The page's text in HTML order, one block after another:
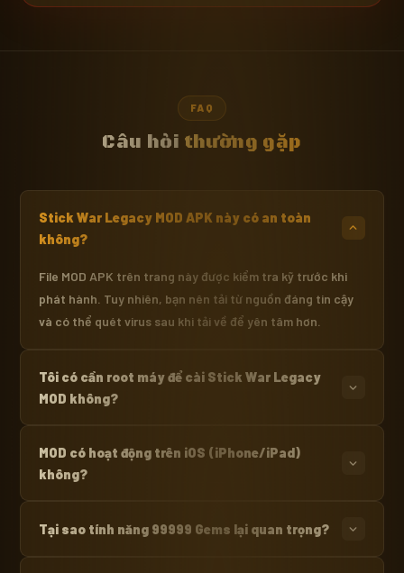
FAQ
Câu hỏi thường gặp
Stick War Legacy MOD APK này có an toàn
không?
File MOD APK trên trang này được kiểm tra kỹ trước khi
phát hành. Tuy nhiên, bạn nên tải từ nguồn đáng tin cậy
và có thể quét virus sau khi tải về để yên tâm hơn.
Tôi có cần root máy để cài Stick War Legacy
MOD không?
định" trong cài đặt bảo mật là có thể cài đặt và chơi ngay.
MOD có hoạt động trên iOS (iPhone/iPad)
không?
Thiết bị iOS cần jailbreak để cài đặt ứng dụng bên ngoài App
Store.
Tại sao tính năng 99999 Gems lại quan trọng?